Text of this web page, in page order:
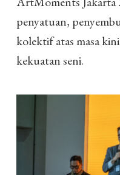
penyatuan,
kolektif atas masa
kekuatan seni.